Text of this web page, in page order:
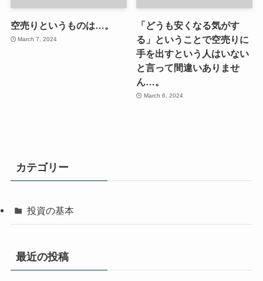
空売りというものは…。
March 7, 2024
「どうも安くなる気がす
る」ということで空売りに
手を出すという人はいない
と言って間違いありませ
ん…。
March 6, 2024
カテゴリー
投資の基本
最近の投稿